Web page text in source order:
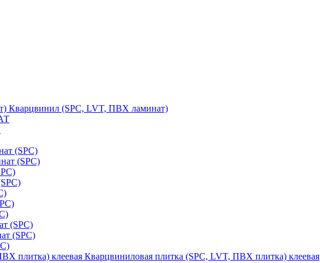
Кварцвинил (SPC, LVT, ПВХ ламинат)
(SPC)
(SPC)
(SPC)
(SPC)
Кварцвиниловая плитка (SPC, LVT, ПВХ плитка) клеевая